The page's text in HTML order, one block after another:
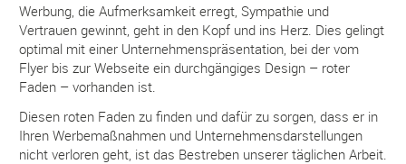
Werbung, die Aufmerksamkeit erregt, Sympathie und
Vertrauen gewinnt, geht in den Kopf und ins Herz. Dies gelingt
optimal mit einer Unternehmenspräsentation, bei der vom
Flyer bis zur Webseite ein durchgängiges Design – roter
Faden – vorhanden ist.
Diesen roten Faden zu finden und dafür zu sorgen, dass er in
Ihren Werbemaßnahmen und Unternehmensdarstellungen
nicht verloren geht, ist das Bestreben unserer täglichen Arbeit.